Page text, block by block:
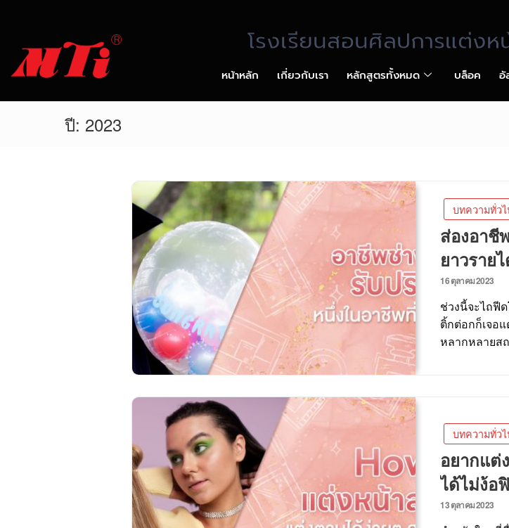
โรงเรียนสอนศิลปการแต่งห
หน้าหลัก เกี่ยวกับเรา หลักสูตรทั้งหมด บล็อค อั
ปี: 2023
บทความทั่ว
ส่องอาชี
ยาวราย
16 ตุลาคม 2023
ช่วงนี้จะไถฟี
ติ้กต่อกก็เจอ
หลากหลายส
บทความทั่ว
อยากแต่
ได้ไม่ง้อ
13 ตุลาคม 2023